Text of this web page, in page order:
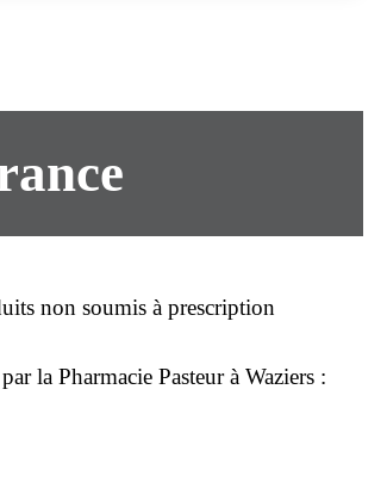
non soumis à prescription
par la Pharmacie Pasteur à Waziers :